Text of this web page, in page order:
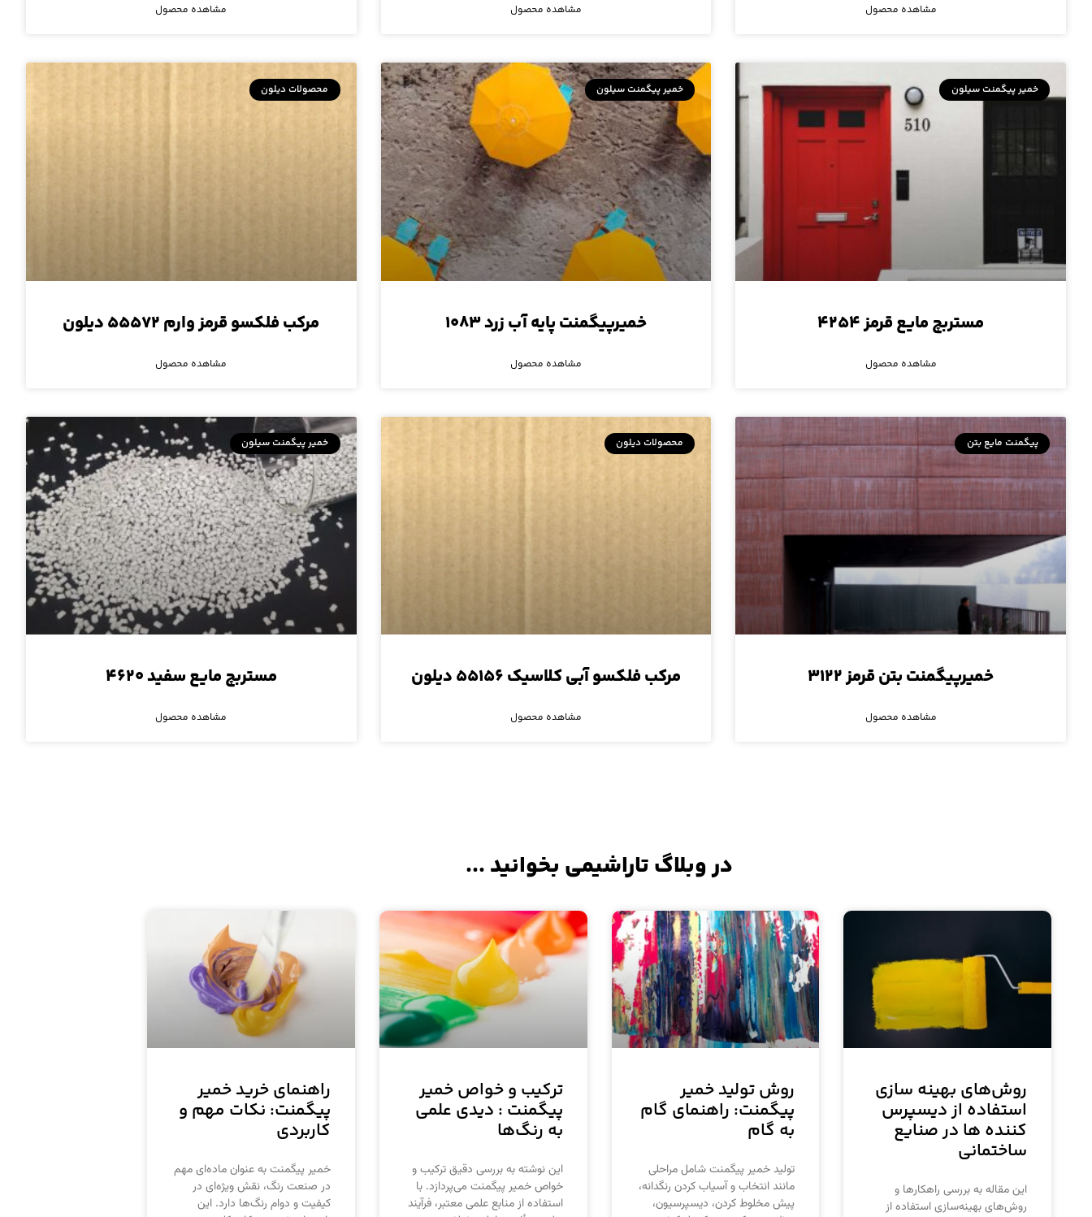
مشاهده محصول مشاهده محصول مشاهده محصول
خمیر پیگمنت سیلون
مستربچ مایع قرمز ۴۲۵۴
مشاهده محصول
خمیر پیگمنت سیلون
خمیرپیگمنت پایه آب زرد ۱۰۸۳
مشاهده محصول
محصولات دیلون
مرکب فلکسو قرمز وارم ۵۵۵۷۲ دیلون
مشاهده محصول
پیگمنت مایع بتن
خمیرپیگمنت بتن قرمز ۳۱۲۲
مشاهده محصول
محصولات دیلون
مرکب فلکسو آبی کلاسیک ۵۵۱۵۶ دیلون
مشاهده محصول
خمیر پیگمنت سیلون
مستربچ مایع سفید ۴۶۲۰
مشاهده محصول
در وبلاگ تاراشیمی بخوانید ...
روش‌های بهینه‌ سازی
استفاده از دیسپرس
کننده ها در صنایع
ساختمانی
این مقاله به بررسی راهکارها و
روش‌های بهینه‌سازی استفاده از
روش تولید خمیر
پیگمنت: راهنمای گام
به گام
تولید خمیر پیگمنت شامل مراحلی
مانند انتخاب و آسیاب کردن رنگدانه،
پیش مخلوط کردن، دیسپرسیون،
ترکیب و خواص خمیر
پیگمنت : دیدی علمی
به رنگ‌ها
این نوشته به بررسی دقیق ترکیب و
خواص خمیر پیگمنت می‌پردازد. با
استفاده از منابع علمی معتبر، فرآیند
راهنمای خرید خمیر
پیگمنت: نکات مهم و
کاربردی
خمیر پیگمنت به عنوان ماده‌ای مهم
در صنعت رنگ، نقش ویژه‌ای در
کیفیت و دوام رنگ‌ها دارد. این